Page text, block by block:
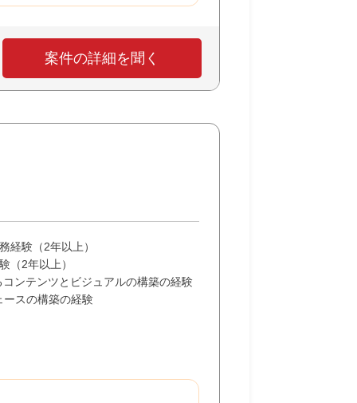
案件の詳細を聞く
経験（2年以上）
（2年以上）
ンテンツとビジュアルの構築の経験
スの構築の経験